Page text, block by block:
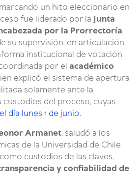
un hito eleccionario en
fue liderado por la Junta
por la Prorrectoría,
su supervisión, en articulación
institucional de votación
por el académico
explicó el sistema de apertura
solamente ante la
custodios del proceso, cuyas
día lunes 1 de junio.
Armanet, saludó a los
de la Universidad de Chile
custodios de las claves,
y confiabilidad de